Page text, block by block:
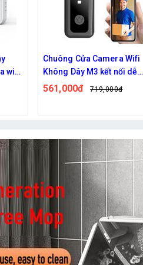
Máy Ghi Âm Quay Phim
Chụp Hình 4in1 sắc nét, kết
nối tiện lợi
820,000đ 1,049,000đ